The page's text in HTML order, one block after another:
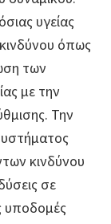
υγείας
όπως
των
με την
Την
κινδύνου
σε
υποδομές